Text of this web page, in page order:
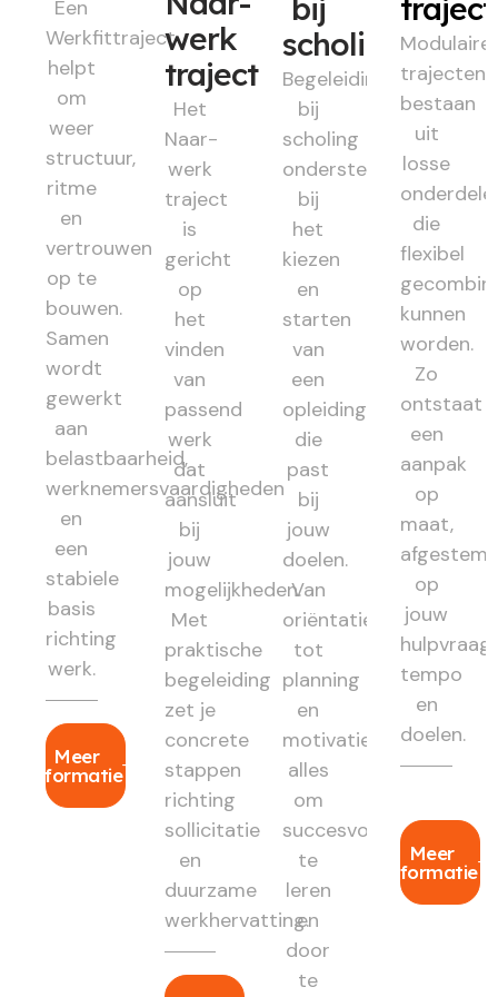
Een
Werkfittraject
helpt
om
weer
structuur,
ritme
en
vertrouwen
op te
bouwen.
Samen
wordt
gewerkt
aan
belastbaarheid,
werknemersvaardigheden
en
een
stabiele
basis
richting
werk.
Meer
informatie
werk
traject
Het
Naar-
werk
traject
is
gericht
op
het
vinden
van
passend
werk
dat
aansluit
bij
jouw
mogelijkheden.
Met
praktische
begeleiding
zet je
concrete
stappen
richting
sollicitatie
en
duurzame
werkhervatting.
bij
scholing
Begeleiding
bij
scholing
ondersteunt
bij
het
kiezen
en
starten
van
een
opleiding
die
past
bij
jouw
doelen.
Van
oriëntatie
tot
planning
en
motivatie:
alles
om
succesvol
te
leren
en
door
te
Modulaire
trajecten
bestaan
uit
losse
die
flexibel
kunnen
worden.
Zo
ontstaat
een
aanpak
op
maat,
op
jouw
hulpvraag,
tempo
en
doelen.
Meer
informatie